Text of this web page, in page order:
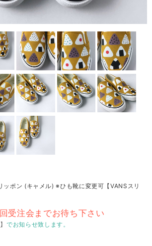
ッポン (キャメル) ※ひも靴に変更可【VANSスリ
受注会までお待ち下さい
】でお知らせ致します。